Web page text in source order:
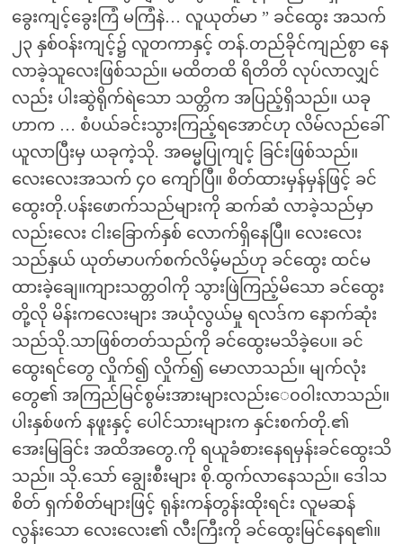
ခွေးကျင့်ခွေးကြံ မကြံနဲ… လူယုတ်မာ ” ခင်ထွေး အသက်
၂၃ နှစ်ဝန်းကျင့်၌ လူတကာနှင့် တန်.တည်ခိုင်ကျည်စွာ နေ
လာခဲ့သူလေးဖြစ်သည်။ မထိတထိ ရိတိတိ လုပ်လာလျှင်
လည်း ပါးဆွဲရိုက်ရဲသော သတ္တိက အပြည့်ရှိသည်။ ယခု
ဟာက … စံပယ်ခင်းသွားကြည့်ရအောင်ဟု လိမ်လည်ခေါ်
ယူလာပြီးမှ ယခုကဲ့သို. အဓမ္မပြုကျင့် ခြင်းဖြစ်သည်။
လေးလေးအသက် ၄၀ ကျော်ပြီ။ စိတ်ထားမှန်မှန်ဖြင့် ခင်
ထွေးတို.ပန်းဖောက်သည်များကို ဆက်ဆံ လာခဲ့သည်မှာ
လည်းလေး ငါးခြောက်နှစ် လောက်ရှိနေပြီ။ လေးလေး
သည်နှယ် ယုတ်မာပက်စက်လိမ့်မည်ဟု ခင်ထွေး ထင်မ
ထားခဲ့ချေ။ကျားသတ္တဝါကို သွားဖြဲကြည့်မိသော ခင်ထွေး
တို့လို မိန်းကလေးများ အယုံလွယ်မှု ရလဒ်က နောက်ဆုံး
သည်သို.သာဖြစ်တတ်သည်ကို ခင်ထွေးမသိခဲ့ပေ။ ခင်
ထွေးရင်တွေ လှိုက်၍ လှိုက်၍ မောလာသည်။ မျက်လုံး
တွေ၏ အကြည်မြင်စွမ်းအားများလည်းေ၀ဝါးလာသည်။
ပါးနှစ်ဖက် နဖူးနှင့် ပေါင်သားများက နှင်းစက်တို.၏
အေးမြခြင်း အထိအတွေ.ကို ရယူခံစားနေရမှန်းခင်ထွေးသိ
သည်။ သို.သော် ချွေးစီးများ စို.ထွက်လာနေသည်။ ဒေါသ
စိတ် ရှက်စိတ်များဖြင့် ရုန်းကန်တွန်းထိုးရင်း လူမဆန်
လွန်းသော လေးလေး၏ လီးကြီးကို ခင်ထွေးမြင်နေရ၏။